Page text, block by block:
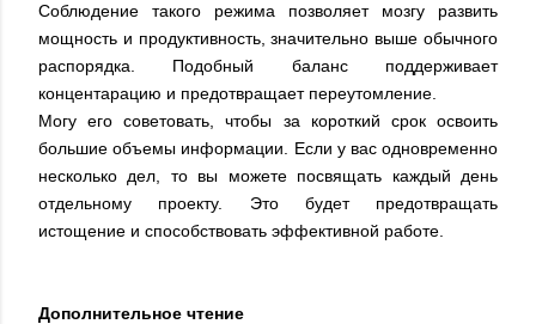
Соблюдение такого режима позволяет мозгу развить
мощность и продуктивность, значительно выше обычного
распорядка. Подобный баланс поддерживает
концентарацию и предотвращает переутомление.
Могу его советовать, чтобы за короткий срок освоить
большие объемы информации. Если у вас одновременно
несколько дел, то вы можете посвящать каждый день
отдельному проекту. Это будет предотвращать
истощение и способствовать эффективной работе.
Дополнительное чтение